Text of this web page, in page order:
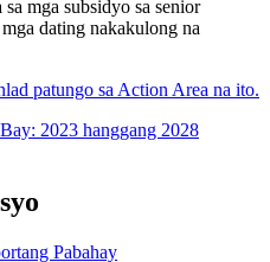
mga subsidyo sa senior
dating nakakulong na
patungo sa Action Area na ito.
2023 hanggang 2028
Pabahay